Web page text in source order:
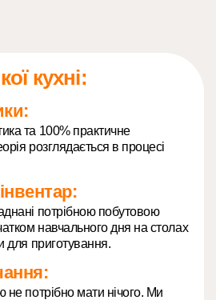
кухні:
та 100% практичне
розглядається в процесі
потрібною побутовою
навчального дня на столах
для приготування.
потрібно мати нічого. Ми